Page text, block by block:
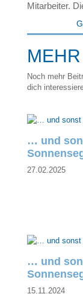
Noch mehr
dich
… und
27.02.2025
… und
15.11.2024
Mitarbeiter.